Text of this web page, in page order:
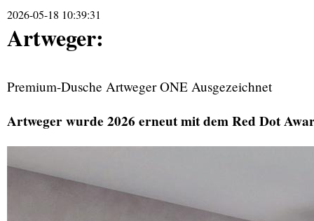
2026-05-18 10:39:31
Artweger:
Premium-Dusche Artweger ONE Ausgezeichnet
Artweger wurde 2026 erneut mit dem Red Dot